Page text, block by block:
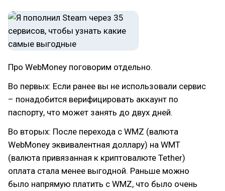
Про WebMoney поговорим отдельно.
Во первых: Если ранее вы не использовали сервис
– понадобится верифицировать аккаунт по
паспорту, что может занять до двух дней.
Во вторых: После перехода с WMZ (валюта
WebMoney эквивалентная доллару) на WMT
(валюта привязанная к криптовалюте Tether)
оплата стала менее выгодной. Раньше можно
было напрямую платить с WMZ, что было очень